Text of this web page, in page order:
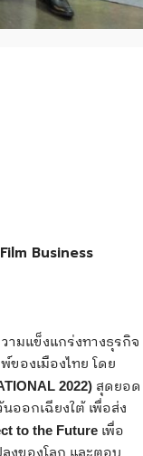
Business
ามแข็งแกร่งทางธุรกิจ
องเมืองไทย โดย
2022) สุดยอด
อกเฉียงใต้ เพื่อส่ง
to the Futureเพื่อ